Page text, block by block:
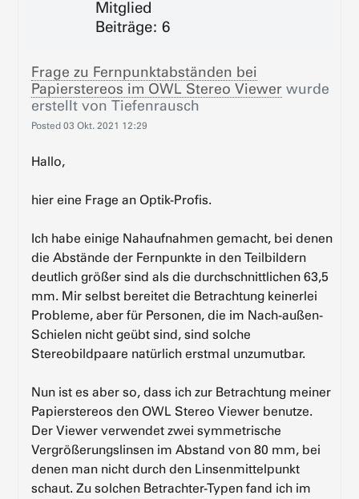
Beiträge: 6
Frage zu Fernpunktabständen bei
Papierstereos im OWL Stereo Viewer wurde
erstellt vonTiefenrausch
Posted03 Okt. 2021 12:29
Hallo,
hier eine Frage an Optik-Profis.
Ich habe einige Nahaufnahmen gemacht, bei denen
die Abstände der Fernpunkte in den Teilbildern
deutlich größer sind als die durchschnittlichen 63,5
mm. Mir selbst bereitet die Betrachtung keinerlei
Probleme, aber für Personen, die im Nach-außen-
Schielen nicht geübt sind, sind solche
Stereobildpaare natürlich erstmal unzumutbar.
Nun ist es aber so, dass ich zur Betrachtung meiner
Papierstereos den OWL Stereo Viewer benutze.
Der Viewer verwendet zwei symmetrische
Vergrößerungslinsen im Abstand von 80 mm, bei
denen man nicht durch den Linsenmittelpunkt
schaut. Zu solchen Betrachter-Typen fand ich im